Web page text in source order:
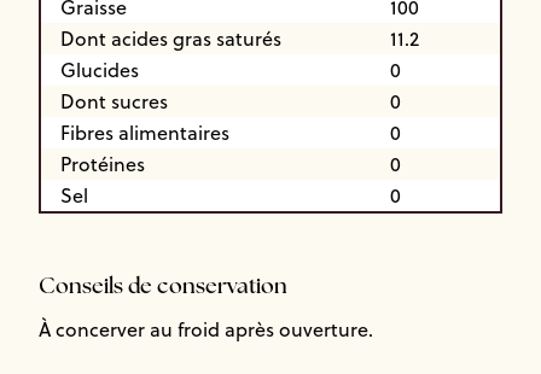
Graisse
100
Dont acides gras saturés
11.2
Glucides
0
Dont sucres
0
Fibres alimentaires
0
Protéines
0
Sel
0
Conseils de conservation
À concerver au froid après ouverture.